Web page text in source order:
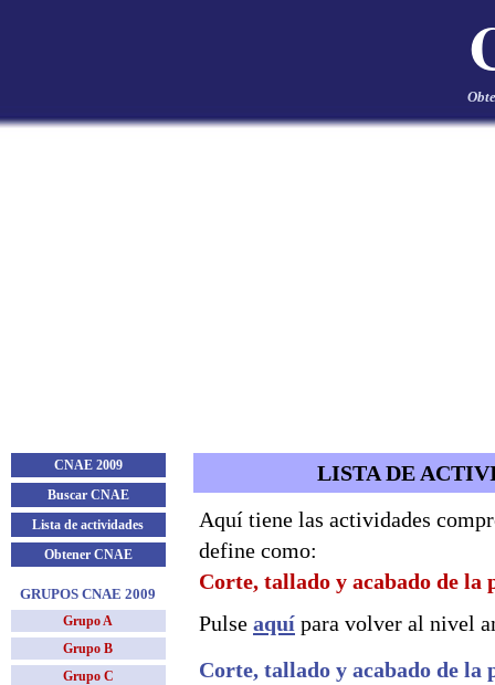
LISTA DE
Aquí tiene las actividades
define como:
Corte, tallado y acabado de la
Pulse aquí para volver al nivel
Corte, tallado y acabado de la
CNAE 2009
Buscar CNAE
Lista de actividades
Obtener CNAE
GRUPOS CNAE 2009
Grupo A
Grupo B
Grupo C